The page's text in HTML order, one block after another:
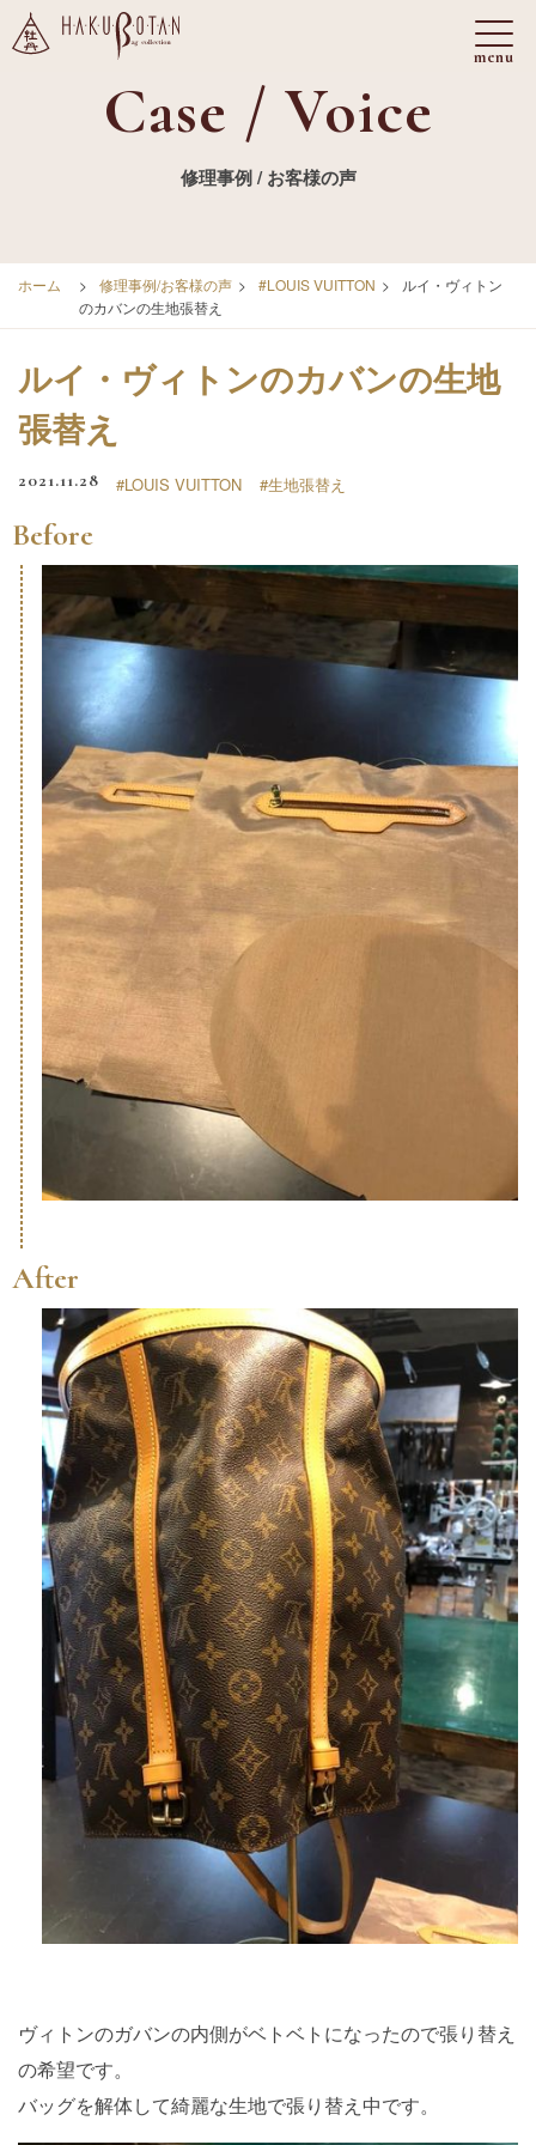
Case / Voice
修理事例 / お客様の声
ホーム > 修理事例/お客様の声 > #LOUIS VUITTON >
ルイ・ヴィトン
のカバンの生地張替え
ルイ・ヴィトンのカバンの生地
張替え
2021.11.28 #LOUIS VUITTON #生地張替え
ヴィトンのガバンの内側がベトベトになったので張り替え
の希望です。
バッグを解体して綺麗な生地で張り替え中です。